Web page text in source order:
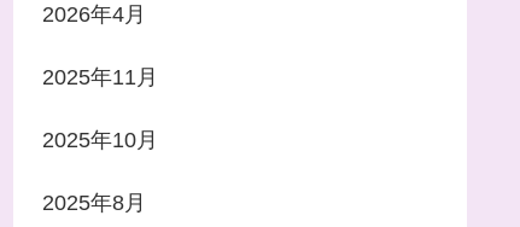
2026年4月
2025年11月
2025年10月
2025年8月